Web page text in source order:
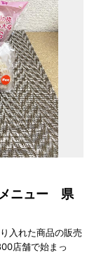
メニュー 県
入れた商品の販売
店舗で始まっ